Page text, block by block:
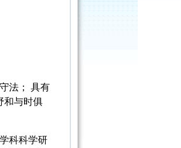
法； 具有
和与时俱
科科学研